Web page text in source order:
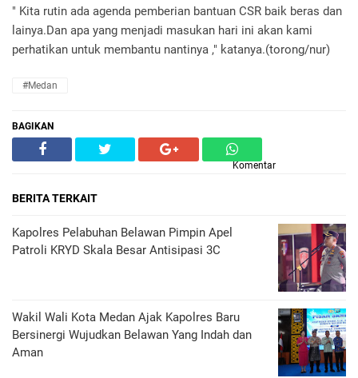
" Kita rutin ada agenda pemberian bantuan CSR baik beras dan
lainya.Dan apa yang menjadi masukan hari ini akan kami
perhatikan untuk membantu nantinya ," katanya.(torong/nur)
#Medan
BAGIKAN
Komentar
BERITA TERKAIT
Kapolres Pelabuhan Belawan Pimpin Apel
Patroli KRYD Skala Besar Antisipasi 3C
Wakil Wali Kota Medan Ajak Kapolres Baru
Bersinergi Wujudkan Belawan Yang Indah dan
Aman